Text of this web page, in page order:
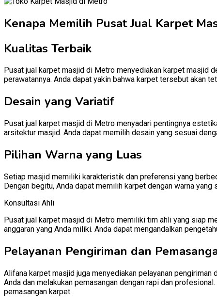
Kenapa Memilih Pusat Jual Karpet
Kualitas Terbaik
Pusat jual karpet masjid di Metro menyediakan karpet masjid
perawatannya. Anda dapat yakin bahwa karpet tersebut akan
Desain yang Variatif
Pusat jual karpet masjid di Metro menyadari pentingnya
arsitektur masjid. Anda dapat memilih desain yang sesuai
Pilihan Warna yang Luas
Setiap masjid memiliki karakteristik dan preferensi yang
Dengan begitu, Anda dapat memilih karpet dengan warna
Konsultasi Ahli
Pusat jual karpet masjid di Metro memiliki tim ahli yang siap
anggaran yang Anda miliki. Anda dapat mengandalkan
Pelayanan Pengiriman dan
Alifana karpet masjid juga menyediakan pelayanan pengiriman
Anda dan melakukan pemasangan dengan rapi dan
pemasangan karpet.